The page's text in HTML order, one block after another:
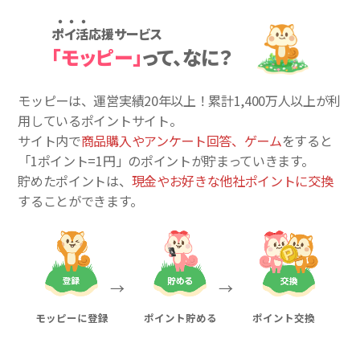
ポイ活応援サービス
「モッピー」って、なに？
モッピーは、運営実績20年以上！累計1,400万人以上が利
用しているポイントサイト。
サイト内で商品購入やアンケート回答、ゲームをすると
「1ポイント=1円」のポイントが貯まっていきます。
貯めたポイントは、 現金やお好きな他社ポイントに交換
することができます。
モッピーに登録 ポイント貯める ポイント交換